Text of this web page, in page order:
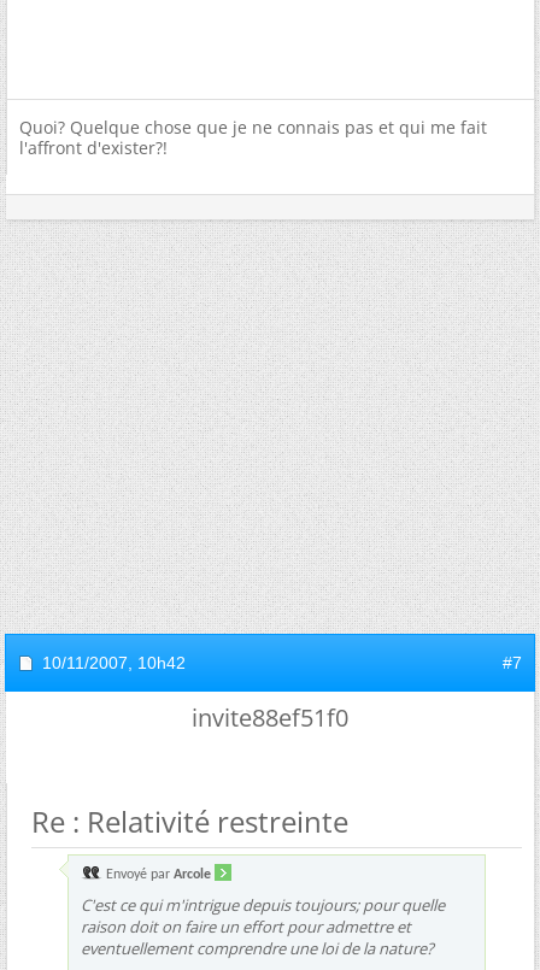
Quoi? Quelque chose que je ne connais pas et qui me fait
l'affront d'exister?!
10/11/2007, 10h42 #7
invite88ef51f0
Re : Relativité restreinte
Envoyé par Arcole
C'est ce qui m'intrigue depuis toujours; pour quelle
raison doit on faire un effort pour admettre et
eventuellement comprendre une loi de la nature?